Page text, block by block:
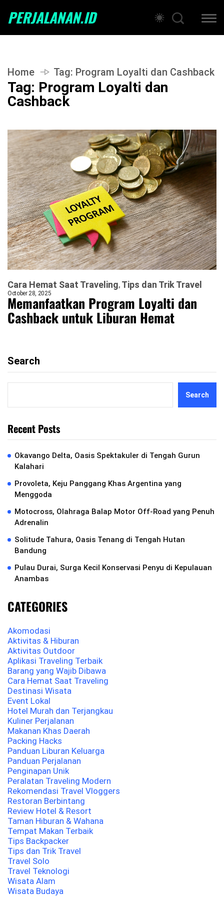
PERJALANAN.ID
Home Tag: Program Loyalti dan Cashback
Tag: Program Loyalti dan
Cashback
Cara Hemat Saat Traveling Tips dan Trik Travel
October 28, 2025
Memanfaatkan Program Loyalti dan
Cashback untuk Liburan Hemat
Search
Search
Recent Posts
Okavango Delta, Oasis Spektakuler di Tengah Gurun
Kalahari
Provoleta, Keju Panggang Khas Argentina yang
Menggoda
Motocross, Olahraga Balap Motor Off-Road yang Penuh
Adrenalin
Solitude Tahura, Oasis Tenang di Tengah Hutan
Bandung
Pulau Durai, Surga Kecil Konservasi Penyu di Kepulauan
Anambas
CATEGORIES
Akomodasi
Aktivitas & Hiburan
Aktivitas Outdoor
Aplikasi Traveling Terbaik
Barang yang Wajib Dibawa
Cara Hemat Saat Traveling
Destinasi Wisata
Event Lokal
Hotel Murah dan Terjangkau
Kuliner Perjalanan
Makanan Khas Daerah
Packing Hacks
Panduan Liburan Keluarga
Panduan Perjalanan
Penginapan Unik
Peralatan Traveling Modern
Rekomendasi Travel Vloggers
Restoran Berbintang
Review Hotel & Resort
Taman Hiburan & Wahana
Tempat Makan Terbaik
Tips Backpacker
Tips dan Trik Travel
Travel Solo
Travel Teknologi
Wisata Alam
Wisata Budaya